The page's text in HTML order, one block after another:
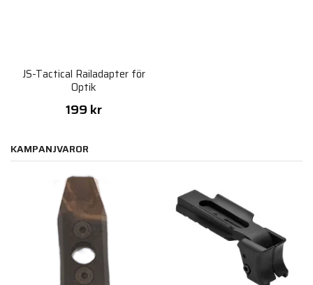
JS-Tactical Railadapter för
Optik
199 kr
KAMPANJVAROR